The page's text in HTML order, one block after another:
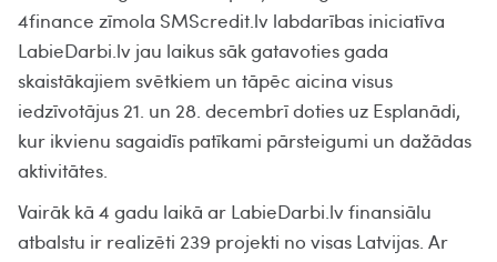
4finance zīmola SMScredit.lv labdarības iniciatīva
LabieDarbi.lv jau laikus sāk gatavoties gada
skaistākajiem svētkiem un tāpēc aicina visus
iedzīvotājus 21. un 28. decembrī doties uz Esplanādi,
kur ikvienu sagaidīs patīkami pārsteigumi un dažādas
aktivitātes.
Vairāk kā 4 gadu laikā ar LabieDarbi.lv finansiālu
atbalstu ir realizēti 239 projekti no visas Latvijas. Ar